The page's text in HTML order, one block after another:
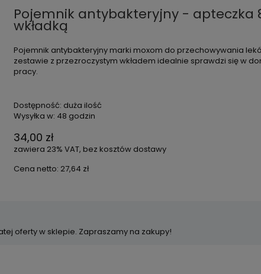
Pojemnik antybakteryjny - apteczka
wkładką
Pojemnik antybakteryjny marki moxom do przechowywania
zestawie z przezroczystym wkładem idealnie sprawdzi się w
pracy.
Dostępność: duża ilość
Wysyłka w: 48 godzin
34,00 zł
zawiera 23% VAT, bez kosztów dostawy
Cena netto: 27,64 zł
oferty w sklepie. Zapraszamy na zakupy!